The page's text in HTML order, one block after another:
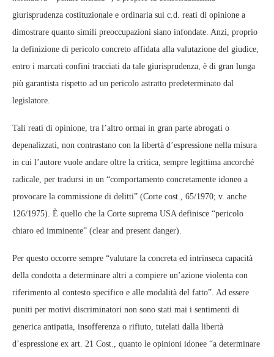
giurisprudenza costituzionale e ordinaria sui c.d. reati di opinione a
dimostrare quanto simili preoccupazioni siano infondate. Anzi, proprio
la definizione di pericolo concreto affidata alla valutazione del giudice,
entro i marcati confini tracciati da tale giurisprudenza, è di gran lunga
più garantista rispetto ad un pericolo astratto predeterminato dal
legislatore.
Tali reati di opinione, tra l’altro ormai in gran parte abrogati o
depenalizzati, non contrastano con la libertà d’espressione nella misura
in cui l’autore vuole andare oltre la critica, sempre legittima ancorché
radicale, per tradursi in un “comportamento concretamente idoneo a
provocare la commissione di delitti” (Corte cost., 65/1970; v. anche
126/1975). È quello che la Corte suprema USA definisce “pericolo
chiaro ed imminente” (clear and present danger).
Per questo occorre sempre “valutare la concreta ed intrinseca capacità
della condotta a determinare altri a compiere un’azione violenta con
riferimento al contesto specifico e alle modalità del fatto”. Ad essere
puniti per motivi discriminatori non sono stati mai i sentimenti di
generica antipatia, insofferenza o rifiuto, tutelati dalla libertà
d’espressione ex art. 21 Cost., quanto le opinioni idonee “a determinare